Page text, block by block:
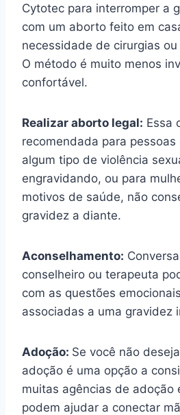
Cytotec para interromper a
com um aborto feito em
necessidade de cirurgias
O método é muito menos
confortável.
Realizar aborto legal: Essa
recomendada para
algum tipo de violência
engravidando, ou para
motivos de saúde, não
gravidez a diante.
Aconselhamento:
conselheiro ou terapeuta
com as questões
associadas a uma gravidez
Adoção: Se você não
adoção é uma opção a
muitas agências de adoção
podem ajudar a conectar